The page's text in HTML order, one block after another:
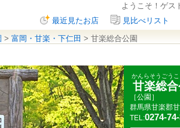
ようこそ！ゲス
見比べリスト
最近見たお店
> 富岡・甘楽・下仁田 > 甘楽総合公園
かんらそうごう
甘楽総合
［公園］
群馬県甘楽郡
TEL:0274-